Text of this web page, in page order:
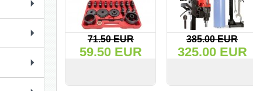
71.50 EUR
59.50 EUR
385.00 EUR
325.00 EUR